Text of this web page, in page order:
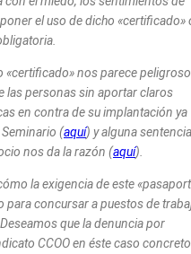
el uso de dicho «certificado»
«certificado» nos parece peligroso
las personas sin aportar claros
en contra de su implantación ya
(aquí) y alguna sentencia
nos da la razón (aquí).
la exigencia de este
para concursar a puestos de
que la denuncia por
CCOO en éste caso concreto